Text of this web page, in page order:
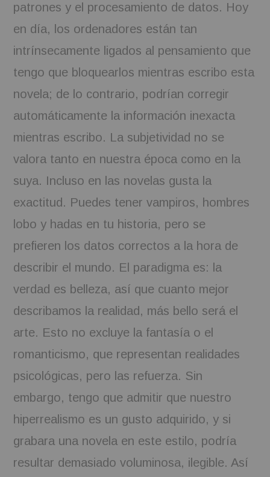
patrones y el procesamiento de datos. Hoy
en día, los ordenadores están tan
intrínsecamente ligados al pensamiento que
tengo que bloquearlos mientras escribo esta
novela; de lo contrario, podrían corregir
automáticamente la información inexacta
mientras escribo. La subjetividad no se
valora tanto en nuestra época como en la
suya. Incluso en las novelas gusta la
exactitud. Puedes tener vampiros, hombres
lobo y hadas en tu historia, pero se
prefieren los datos correctos a la hora de
describir el mundo. El paradigma es: la
verdad es belleza, así que cuanto mejor
describamos la realidad, más bello será el
arte. Esto no excluye la fantasía o el
romanticismo, que representan realidades
psicológicas, pero las refuerza. Sin
embargo, tengo que admitir que nuestro
hiperrealismo es un gusto adquirido, y si
grabara una novela en este estilo, podría
resultar demasiado voluminosa, ilegible. Así